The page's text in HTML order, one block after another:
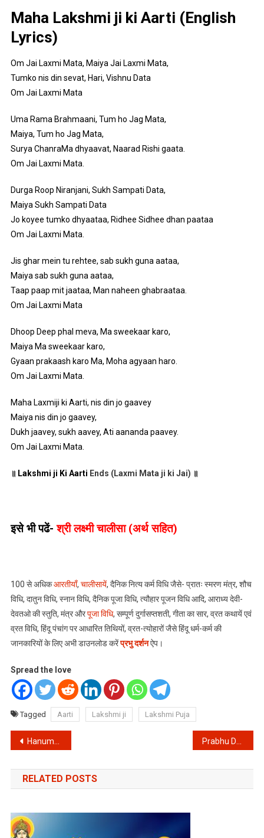
Maha Lakshmi ji ki Aarti (English
Lyrics)
Om Jai Laxmi Mata, Maiya Jai Laxmi Mata,
Tumko nis din sevat, Hari, Vishnu Data
Om Jai Laxmi Mata
Uma Rama Brahmaani, Tum ho Jag Mata,
Maiya, Tum ho Jag Mata,
Surya ChanraMa dhyaavat, Naarad Rishi gaata.
Om Jai Laxmi Mata.
Durga Roop Niranjani, Sukh Sampati Data,
Maiya Sukh Sampati Data
Jo koyee tumko dhyaataa, Ridhee Sidhee dhan paataa
Om Jai Laxmi Mata.
Jis ghar mein tu rehtee, sab sukh guna aataa,
Maiya sab sukh guna aataa,
Taap paap mit jaataa, Man naheen ghabraataa.
Om Jai Laxmi Mata
Dhoop Deep phal meva, Ma sweekaar karo,
Maiya Ma sweekaar karo,
Gyaan prakaash karo Ma, Moha agyaan haro.
Om Jai Laxmi Mata.
Maha Laxmiji ki Aarti, nis din jo gaavey
Maiya nis din jo gaavey,
Dukh jaavey, sukh aavey, Ati aananda paavey.
Om Jai Laxmi Mata.
॥ Lakshmi ji Ki Aarti Ends (Laxmi Mata ji ki Jai) ॥
इसे भी पढें- श्री लक्ष्मी चालीसा (अर्थ सहित)
100 से अधिकआरतीयाँ, चालीसायें, दैनिक नित्य कर्म विधि जैसे- प्रातः स्मरण मंत्र, शौच
विधि, दातुन विधि, स्नान विधि, दैनिक पूजा विधि, त्यौहार पूजन विधि आदि, आराध्य देवी-
देवतओ की स्तुति, मंत्र औरपूजा विधि, सम्पूर्ण दुर्गासप्तशती, गीता का सार, व्रत कथायें एवं
व्रत विधि, हिंदू पंचांग पर आधारित तिथियों, व्रत-त्योहारों जैसे हिंदू धर्म-कर्म की
जानकारियों के लिए अभी डाउनलोड करेंप्रभु दर्शनऐप।
Spread the love
Tagged Aarti Lakshmi ji Lakshmi Puja
Post
navigation
Hanuman Ashta Sidhi Nav Nidhi ke data || हनुमान जी की अष्ट सिद्धियाँ और नौ निधियों का वर्णन
RELATED POSTS